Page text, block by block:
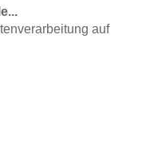
auf